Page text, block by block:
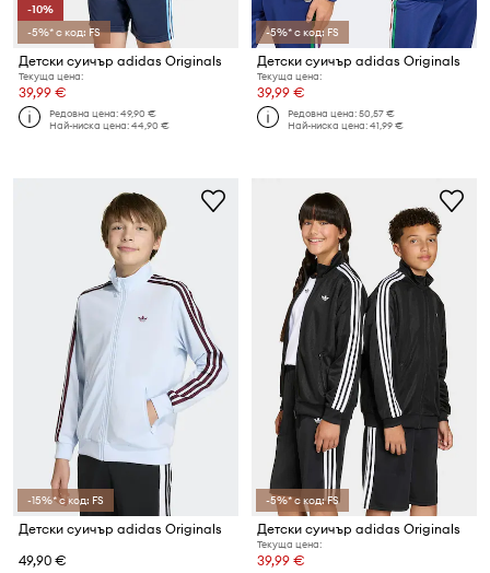
-10%
-5%* с код: FS
Детски суичър adidas Originals
Текуща цена:
39,99 €
Редовна цена:49,90 €
Най-ниска цена:44,90 €
-5%* с код: FS
Детски суичър adidas Originals
Текуща цена:
39,99 €
Редовна цена:50,57 €
Най-ниска цена:41,99 €
-15%* с код: FS
Детски суичър adidas Originals
49,90 €
-5%* с код: FS
Детски суичър adidas Originals
Текуща цена:
39,99 €